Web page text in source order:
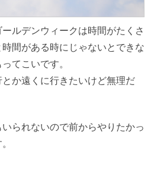
ルデンウィークは時間がたくさ
間がある時にじゃないとできな
てこいです。
か遠くに行きたいけど無理だ
られないので前からやりたかっ